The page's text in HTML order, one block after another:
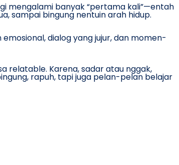
mengalami banyak “pertama kali”—entah
sampai bingung nentuin arah hidup.
dialog yang jujur, dan momen-
relatable. Karena, sadar atau nggak,
rapuh, tapi juga pelan-pelan belajar